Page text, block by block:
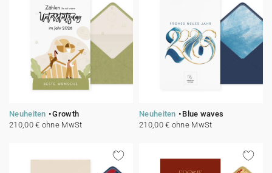
Neuheiten
Growth
210,00 € ohne MwSt
Neuheiten
Blue waves
210,00 € ohne MwSt